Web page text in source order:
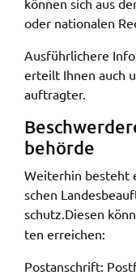
oder natio­na­len
Ausführ­li­che­re
erteilt Ihnen auch
auf­trag­ter.
be­hör­de
Weiter­hin besteht
schen
schutz. Diesen
ten errei­chen:
Post­an­schrift: